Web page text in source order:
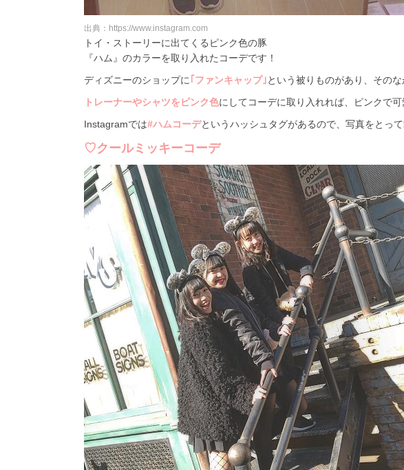
出典：https://www.instagram.com
トイ・ストーリーに出てくるピンク色の豚
『ハム』のカラーを取り入れたコーデです！
ディズニーのショップに
｢ファンキャップ｣という被りものがあり、その
トレーナーやシャツをピンク色にしてコーデに取り入れれば、ピンクで
Instagramでは#ハムコーデというハッシュタグがあるので、写真をとっ
♡クールミッキーコーデ